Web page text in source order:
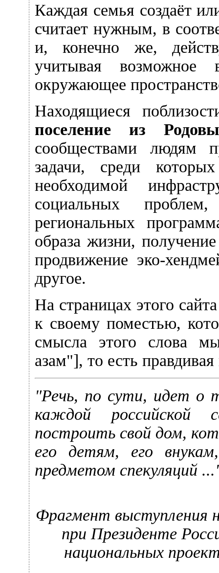
Каждая семья создаёт
считает нужным, в
и, конечно же,
учитывая возможное
окружающее
Находящиеся
поселение из
сообществами людям
задачи, среди
необходимой
социальных
региональных
образа жизни,
продвижение эко-
другое.
На страницах этого
к своему поместью,
смысла этого слова
азам"], то есть
"Речь, по сути, идет о
каждой российской
построить свой дом,
его детям, его
предметом спекуляций
Фрагмент выступления
при Президенте
национальных